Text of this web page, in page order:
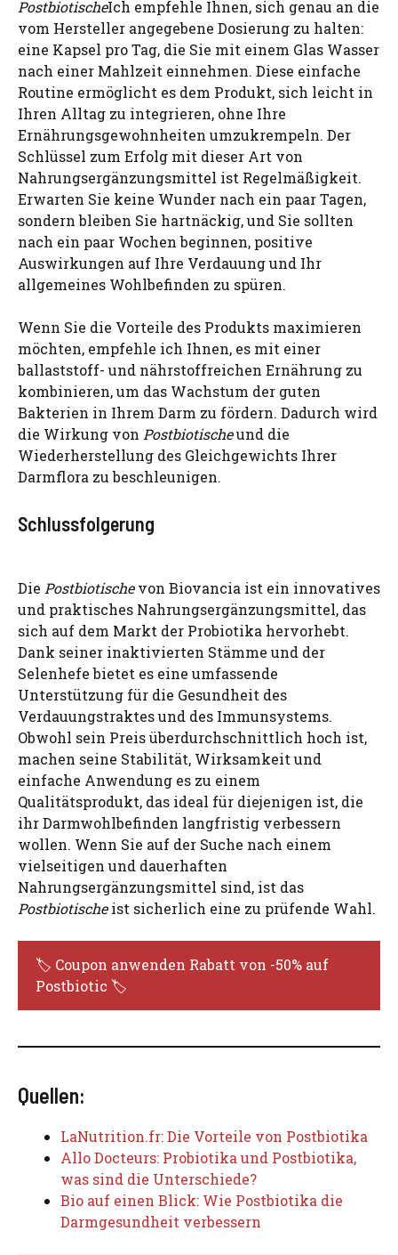
PostbiotischeIch empfehle Ihnen, sich genau an die
vom Hersteller angegebene Dosierung zu halten:
eine Kapsel pro Tag, die Sie mit einem Glas Wasser
nach einer Mahlzeit einnehmen. Diese einfache
Routine ermöglicht es dem Produkt, sich leicht in
Ihren Alltag zu integrieren, ohne Ihre
Ernährungsgewohnheiten umzukrempeln. Der
Schlüssel zum Erfolg mit dieser Art von
Nahrungsergänzungsmittel ist Regelmäßigkeit.
Erwarten Sie keine Wunder nach ein paar Tagen,
sondern bleiben Sie hartnäckig, und Sie sollten
nach ein paar Wochen beginnen, positive
Auswirkungen auf Ihre Verdauung und Ihr
allgemeines Wohlbefinden zu spüren.
Wenn Sie die Vorteile des Produkts maximieren
möchten, empfehle ich Ihnen, es mit einer
ballaststoff- und nährstoffreichen Ernährung zu
kombinieren, um das Wachstum der guten
Bakterien in Ihrem Darm zu fördern. Dadurch wird
die Wirkung von Postbiotischeund die
Wiederherstellung des Gleichgewichts Ihrer
Darmflora zu beschleunigen.
Schlussfolgerung
Die Postbiotischevon Biovancia ist ein innovatives
und praktisches Nahrungsergänzungsmittel, das
sich auf dem Markt der Probiotika hervorhebt.
Dank seiner inaktivierten Stämme und der
Selenhefe bietet es eine umfassende
Unterstützung für die Gesundheit des
Verdauungstraktes und des Immunsystems.
Obwohl sein Preis überdurchschnittlich hoch ist,
machen seine Stabilität, Wirksamkeit und
einfache Anwendung es zu einem
Qualitätsprodukt, das ideal für diejenigen ist, die
ihr Darmwohlbefinden langfristig verbessern
wollen. Wenn Sie auf der Suche nach einem
vielseitigen und dauerhaften
Nahrungsergänzungsmittel sind, ist das
Postbiotischeist sicherlich eine zu prüfende Wahl.
🏷️ Coupon anwenden Rabatt von -50% auf
Postbiotic 🏷️
Quellen:
LaNutrition.fr: Die Vorteile von Postbiotika
Allo Docteurs: Probiotika und Postbiotika,
was sind die Unterschiede?
Bio auf einen Blick: Wie Postbiotika die
Darmgesundheit verbessern